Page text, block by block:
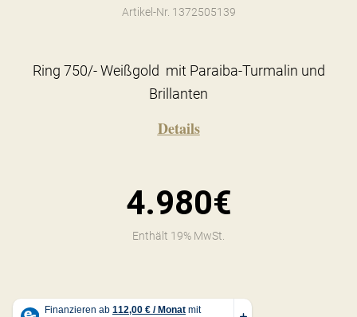
Artikel-Nr. 1372505139
Ring 750/- Weißgold mit Paraiba-Turmalin und
Brillanten
Details
4.980€
Enthält 19% MwSt.